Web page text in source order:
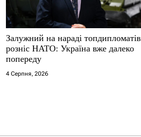
Залужний на нараді топдипломатів
розніс НАТО: Україна вже далеко
попереду
4 Серпня, 2026